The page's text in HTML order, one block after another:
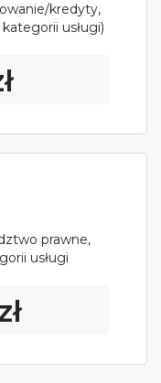
kredyty,
usługi)
prawne,
usługi